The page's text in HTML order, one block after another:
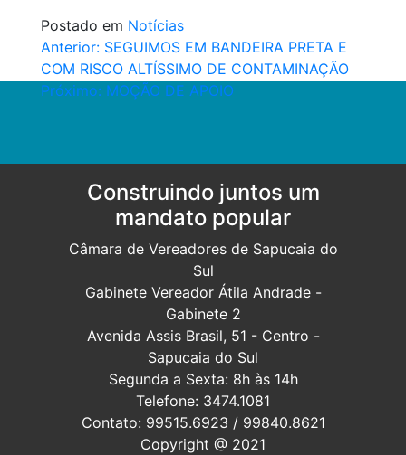
Postado em Notícias
Navegação
de
Anterior: SEGUIMOS EM BANDEIRA PRETA E
COM RISCO ALTÍSSIMO DE CONTAMINAÇÃO
Próximo: MOÇÃO DE APOIO
Construindo juntos um
mandato popular
Câmara de Vereadores de Sapucaia do
Sul
Gabinete Vereador Átila Andrade -
Gabinete 2
Avenida Assis Brasil, 51 - Centro -
Sapucaia do Sul
Segunda a Sexta: 8h às 14h
Telefone: 3474.1081
Contato: 99515.6923 / 99840.8621
Copyright @ 2021